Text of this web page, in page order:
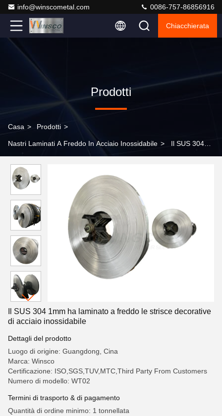
info@winscometal.com 0086-757-86856916
Chiacchierata
Prodotti
Casa > Prodotti >
Nastri Laminati A Freddo In Acciaio Inossidabile > Il SUS 304
inossidabile
Il SUS 304 1mm ha laminato a freddo le strisce decorative
di acciaio inossidabile
Dettagli del prodotto
Luogo di origine: Guangdong, Cina
Marca: Winsco
Certificazione: ISO,SGS,TUV,MTC,Third Party From Customers
Numero di modello: WT02
Termini di trasporto & di pagamento
Quantità di ordine minimo: 1 tonnellata